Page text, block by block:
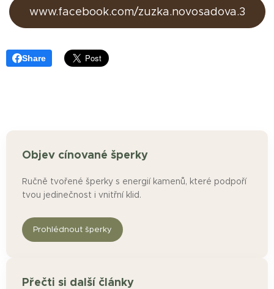
www.facebook.com/zuzka.novosadova.3
Share
Objev cínované šperky
Ručně tvořené šperky s energií kamenů, které podpoří
tvou jedinečnost i vnitřní klid.
Prohlédnout šperky
Přečti si další články